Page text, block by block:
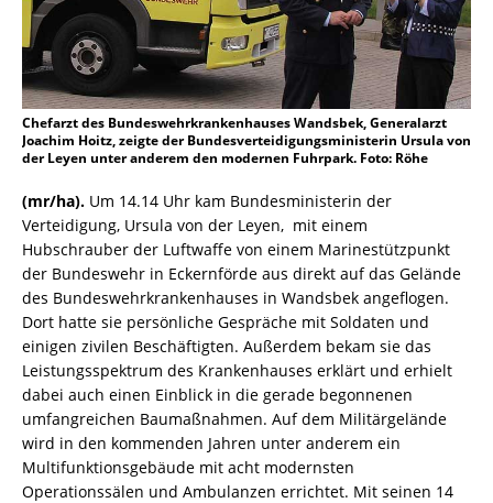
Chefarzt des Bundeswehrkrankenhauses Wandsbek, Generalarzt
Joachim Hoitz, zeigte der Bundesverteidigungsministerin Ursula von
der Leyen unter anderem den modernen Fuhrpark. Foto: Röhe
(mr/ha). Um 14.14 Uhr kam Bundesministerin der
Verteidigung, Ursula von der Leyen, mit einem
Hubschrauber der Luftwaffe von einem Marinestützpunkt
der Bundeswehr in Eckernförde aus direkt auf das Gelände
des Bundeswehrkrankenhauses in Wandsbek angeflogen.
Dort hatte sie persönliche Gespräche mit Soldaten und
einigen zivilen Beschäftigten. Außerdem bekam sie das
Leistungsspektrum des Krankenhauses erklärt und erhielt
dabei auch einen Einblick in die gerade begonnenen
umfangreichen Baumaßnahmen. Auf dem Militärgelände
wird in den kommenden Jahren unter anderem ein
Multifunktionsgebäude mit acht modernsten
Operationssälen und Ambulanzen errichtet. Mit seinen 14